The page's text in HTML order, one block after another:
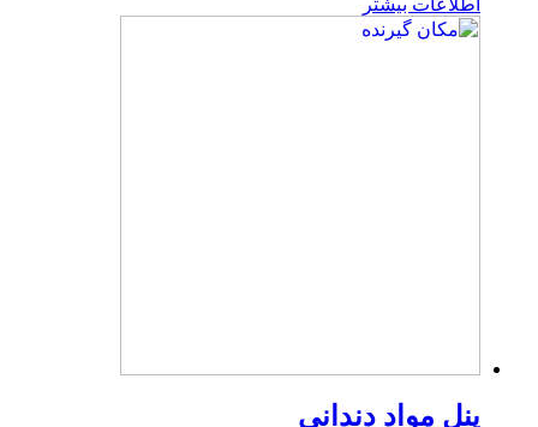
پنل مواد دندانی